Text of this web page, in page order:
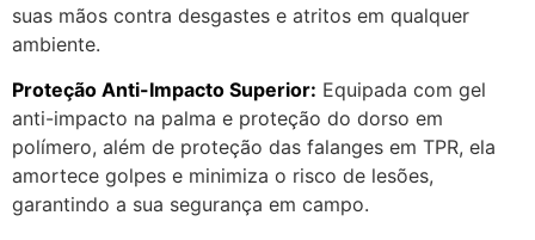
suas mãos contra desgastes e atritos em qualquer
ambiente.
Proteção Anti-Impacto Superior: Equipada com gel
anti-impacto na palma e proteção do dorso em
polímero, além de proteção das falanges em TPR, ela
amortece golpes e minimiza o risco de lesões,
garantindo a sua segurança em campo.